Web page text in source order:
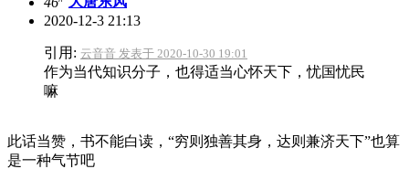
2020-12-3 21:13
引用: 云音音 发表于 2020-10-30 19:01
作为当代知识分子，也得适当心怀天下，忧国忧民
嘛
此话当赞，书不能白读，“穷则独善其身，达则兼济天下”也算
是一种气节吧